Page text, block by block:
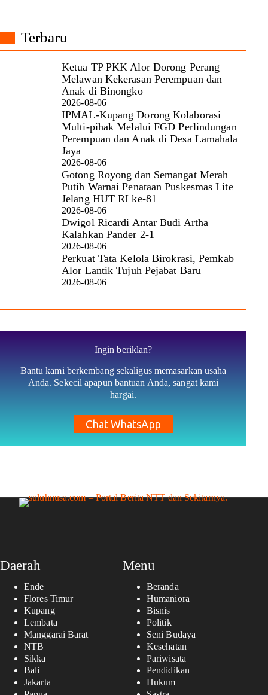
Terbaru
Ketua TP PKK Alor Dorong Perang
Melawan Kekerasan Perempuan dan
Anak di Binongko
2026-08-06
IPMAL-Kupang Dorong Kolaborasi
Multi-pihak Melalui FGD Perlindungan
Perempuan dan Anak di Desa Lamahala
Jaya
2026-08-06
Gotong Royong dan Semangat Merah
Putih Warnai Penataan Puskesmas Lite
Jelang HUT RI ke-81
2026-08-06
Dwigol Ricardi Antar Budi Artha
Kalahkan Pander 2-1
2026-08-06
Perkuat Tata Kelola Birokrasi, Pemkab
Alor Lantik Tujuh Pejabat Baru
2026-08-06
Ingin beriklan?
Bantu kami berkembang sekaligus memasarkan usaha
Anda. Sekecil apapun bantuan Anda, sangat kami
hargai.
Chat WhatsApp
Daerah
Ende
Flores Timur
Kupang
Lembata
Manggarai Barat
NTB
Sikka
Bali
Jakarta
Menu
Beranda
Humaniora
Bisnis
Politik
Seni Budaya
Kesehatan
Pariwisata
Pendidikan
Hukum